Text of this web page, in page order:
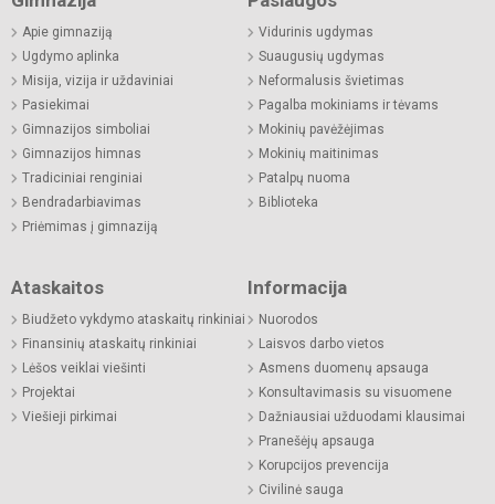
Apie gimnaziją
Ugdymo aplinka
Misija, vizija ir uždaviniai
Pasiekimai
Gimnazijos simboliai
Gimnazijos himnas
Tradiciniai renginiai
Bendradarbiavimas
Priėmimas į gimnaziją
Vidurinis ugdymas
Suaugusių ugdymas
Neformalusis švietimas
Pagalba mokiniams ir tėvams
Mokinių pavėžėjimas
Mokinių maitinimas
Patalpų nuoma
Biblioteka
Ataskaitos
Biudžeto vykdymo ataskaitų rinkiniai
Finansinių ataskaitų rinkiniai
Lėšos veiklai viešinti
Projektai
Viešieji pirkimai
Informacija
Nuorodos
Laisvos darbo vietos
Asmens duomenų apsauga
Konsultavimasis su visuomene
Dažniausiai užduodami klausimai
Pranešėjų apsauga
Korupcijos prevencija
Civilinė sauga